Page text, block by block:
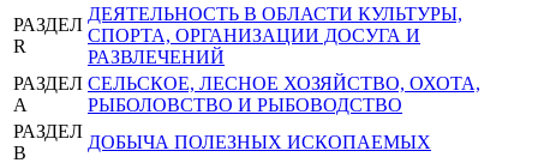
РАЗДЕЛ
R
ДЕЯТЕЛЬНОСТЬ В ОБЛАСТИ КУЛЬТУРЫ,
СПОРТА, ОРГАНИЗАЦИИ ДОСУГА И
РАЗВЛЕЧЕНИЙ
РАЗДЕЛ
A
СЕЛЬСКОЕ, ЛЕСНОЕ ХОЗЯЙСТВО, ОХОТА,
РЫБОЛОВСТВО И РЫБОВОДСТВО
РАЗДЕЛ
B
ДОБЫЧА ПОЛЕЗНЫХ ИСКОПАЕМЫХ